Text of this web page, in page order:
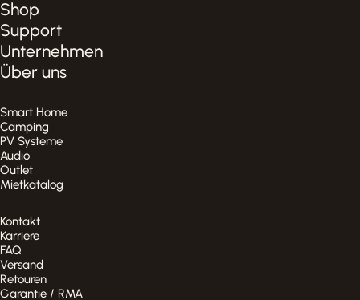
Shop
Support
Unternehmen
Über uns
Smart Home
Camping
PV Systeme
Audio
Outlet
Mietkatalog
Kontakt
Karriere
FAQ
Versand
Retouren
Garantie / RMA